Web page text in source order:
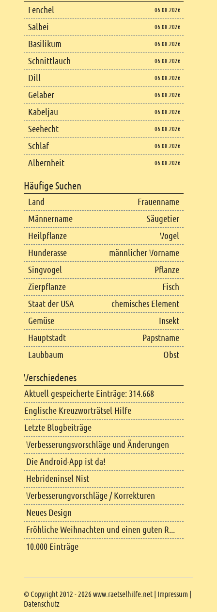
Copyright
© Copyright 2012 - 2026 www.raetselhilfe.net | Impressum |
Datenschutz
Fenchel 06.08.2026
Salbei 06.08.2026
Basilikum 06.08.2026
Schnittlauch 06.08.2026
Dill 06.08.2026
Gelaber 06.08.2026
Kabeljau 06.08.2026
Seehecht 06.08.2026
Schlaf 06.08.2026
Albernheit 06.08.2026
Häufige Suchen
Land
Frauenname
Männername
Säugetier
Heilpflanze
Vogel
Hunderasse
männlicher Vorname
Singvogel
Pflanze
Zierpflanze
Fisch
Staat der USA
chemisches Element
Gemüse
Insekt
Hauptstadt
Papstname
Laubbaum
Obst
Verschiedenes
Aktuell gespeicherte Einträge: 314.668
Englische Kreuzworträtsel Hilfe
Letzte Blogbeiträge
Verbesserungsvorschläge und Änderungen
Die Android-App ist da!
Hebrideninsel Nist
Verbesserungvorschläge / Korrekturen
Neues Design
Fröhliche Weihnachten und einen guten R...
10.000 Einträge